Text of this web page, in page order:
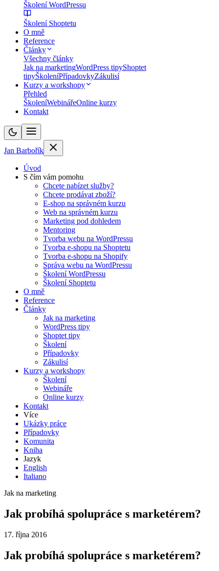
Školení WordPressu
Školení Shoptetu
O mně
Reference
Články
Všechny články
Jak na marketingWordPress tipyShoptet
tipyŠkoleníPřípadovkyZákulisí
Kurzy a workshopy
Přehled
ŠkoleníWebinářeOnline kurzy
Kontakt
Jan Barbořík
Úvod
S čím vám pomohu
Chcete nabízet služby?
Chcete prodávat zboží?
E-shop na správném kurzu
Web na správném kurzu
Marketing pod dohledem
Mentoring
Tvorba webu na WordPressu
Tvorba e-shopu na Shoptetu
Tvorba e-shopu na Shopify
Správa webu na WordPressu
Školení WordPressu
Školení Shoptetu
O mně
Reference
Články
Jak na marketing
WordPress tipy
Shoptet tipy
Školení
Případovky
Zákulisí
Kurzy a workshopy
Školení
Webináře
Online kurzy
Kontakt
Více
Ukázky práce
Případovky
Komunita
Kniha
Jazyk
English
Italiano
Jak na marketing
Jak probíhá spolupráce s marketérem?
17. října 2016
Jak probíhá spolupráce s marketérem?